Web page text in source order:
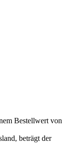
Bestellwert von
beträgt der